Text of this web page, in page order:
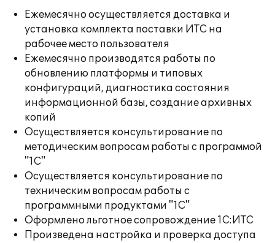
Ежемесячно осуществляется доставка и
установка комплекта поставки ИТС на
рабочее место пользователя
Ежемесячно производятся работы по
обновлению платформы и типовых
конфигураций, диагностика состояния
информационной базы, создание архивных
копий
Осуществляется консультирование по
методическим вопросам работы с программой
"1С"
Осуществляется консультирование по
техническим вопросам работы с
программными продуктами "1С"
Оформлено льготное сопровождение 1С:ИТС
Произведена настройка и проверка доступа